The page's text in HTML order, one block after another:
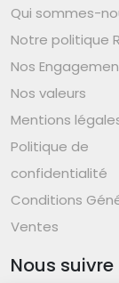
Qui sommes-
Notre politique
Nos
Nos valeurs
Mentions
Politique de
confidentialité
Conditions
Ventes
Nous suivre